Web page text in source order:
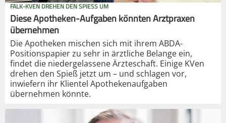
FALK-KVEN DREHEN DEN SPIESS UM
Diese Apotheken-Aufgaben könnten Arztpraxen
übernehmen
Die Apotheken mischen sich mit ihrem ABDA-
Positionspapier zu sehr in ärztliche Belange ein,
findet die niedergelassene Ärzteschaft. Einige KVen
drehen den Spieß jetzt um – und schlagen vor,
inwiefern ihr Klientel Apothekenaufgaben
übernehmen könnte.